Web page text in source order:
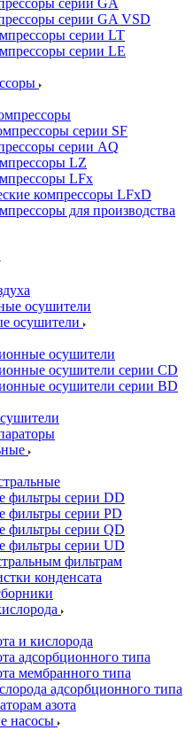
cерии GA
cерии GA VSD
серии LT
серии LE
серии SF
серии AQ
LZ
LFx
компрессоры LFxD
для производства
осушители
осушители
осушители
осушители серии CD
осушители серии BD
фильтры серии DD
фильтры серии PD
фильтры серии QD
фильтры серии UD
фильтрам
конденсата
и кислорода
адсорбционного типа
мембранного типа
адсорбционного типа
азота
насосы